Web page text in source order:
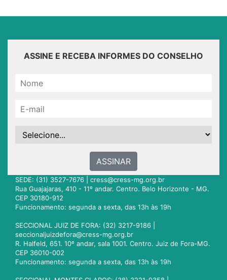
ASSINE E RECEBA INFORMES DO CONSELHO
ASSINAR
SEDE: (31) 3527-7676 | cress@cress-mg.org.br
Rua Guajajaras, 410 - 11º andar. Centro. Belo Horizonte - MG.
CEP 30180-912
Funcionamento: segunda a sexta, das 13h às 19h
SECCIONAL JUIZ DE FORA: (32) 3217-9186 |
seccionaljuizdefora@cress-mg.org.br
R. Halfeld, 651. 10º andar, sala 1001. Centro. Juiz de Fora-MG.
CEP 36010-002
Funcionamento: segunda a sexta, das 13h às 19h